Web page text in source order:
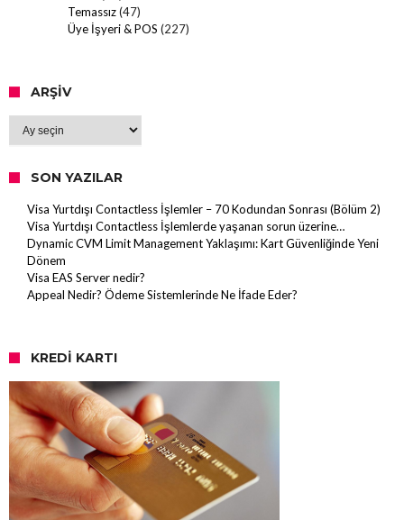
Temassız(47)
Üye İşyeri & POS (227)
ARŞIV
SON YAZILAR
Visa Yurtdışı Contactless İşlemler – 70 Kodundan Sonrası (Bölüm 2)
Visa Yurtdışı Contactless İşlemlerde yaşanan sorun üzerine…
Dynamic CVM Limit Management Yaklaşımı: Kart Güvenliğinde Yeni
Dönem
Visa EAS Server nedir?
Appeal Nedir? Ödeme Sistemlerinde Ne İfade Eder?
KREDI KARTI